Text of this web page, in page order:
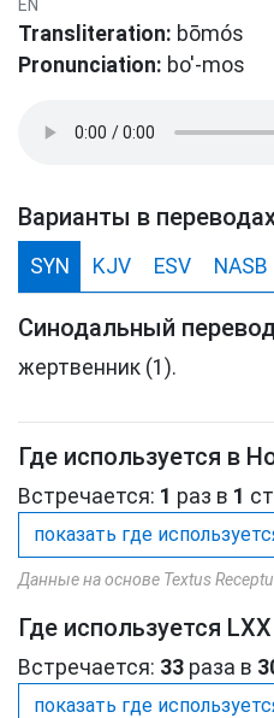
EN
Transliteration: bōmós
Pronunciation: bo'-mos
Варианты в
SYN KJV ESV NASB
Синодальный
жертвенник (1).
Где используется в
Встречается: 1 раз в 1
показать где
Данные на основе Textus
Где используется LXX
Встречается: 33 раза в
показать где